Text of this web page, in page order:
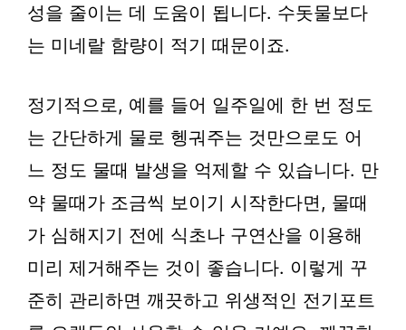
성을 줄이는 데 도움이 됩니다. 수돗물보다
는 미네랄 함량이 적기 때문이죠.
정기적으로, 예를 들어 일주일에 한 번 정도
는 간단하게 물로 헹궈주는 것만으로도 어
느 정도 물때 발생을 억제할 수 있습니다. 만
약 물때가 조금씩 보이기 시작한다면, 물때
가 심해지기 전에 식초나 구연산을 이용해
미리 제거해주는 것이 좋습니다. 이렇게 꾸
준히 관리하면 깨끗하고 위생적인 전기포트